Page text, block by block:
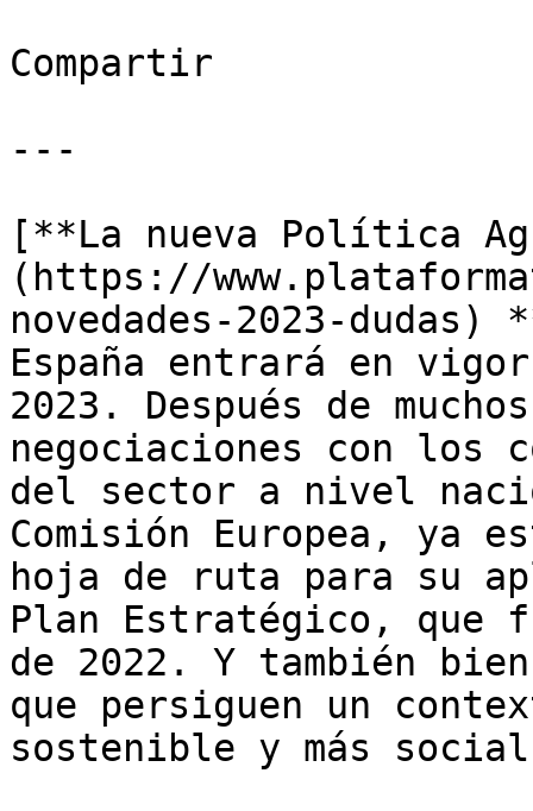
Compartir
---
[**La nueva Política
(https://
novedades-2023-
España entrará en
2023. Después de
negociaciones con los
del sector a nivel
Comisión Europea, ya
hoja de ruta para su
Plan Estratégico, que
de 2022. Y también
que persiguen un
sostenible y más